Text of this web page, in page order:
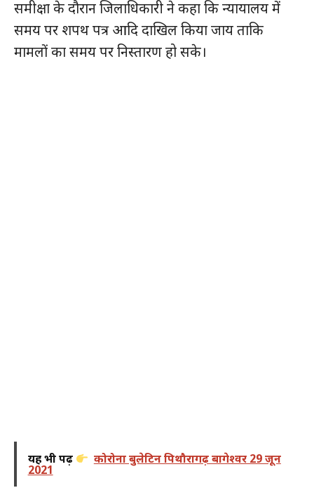
समीक्षा के दौरान जिलाधिकारी ने कहा कि न्यायालय में
समय पर शपथ पत्र आदि दाखिल किया जाय ताकि
मामलों का समय पर निस्तारण हो सके।
यह भी पढ़ें कोरोना बुलेटिन पिथौरागढ़ बागेश्वर 29 जून
2021